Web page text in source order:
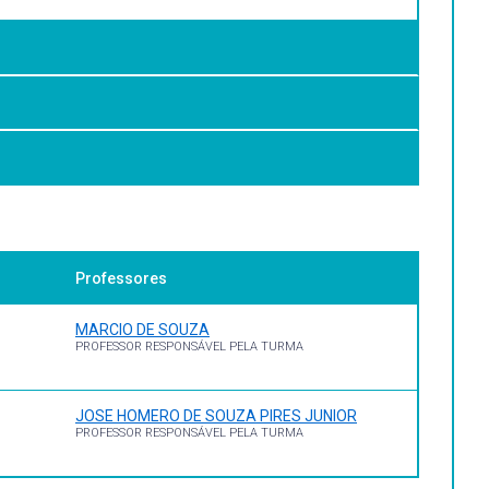
e científico.
a sua identidade cultural e incentivando a
Professores
MARCIO DE SOUZA
PROFESSOR RESPONSÁVEL PELA TURMA
JOSE HOMERO DE SOUZA PIRES JUNIOR
PROFESSOR RESPONSÁVEL PELA TURMA